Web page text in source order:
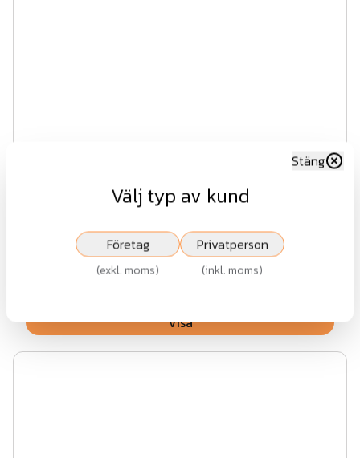
Profilgrind - Komplett enkel SV
4 674 kr
Visa
Välj typ av kund
Stäng
Företag
(exkl. moms)
Privatperson
(inkl. moms)